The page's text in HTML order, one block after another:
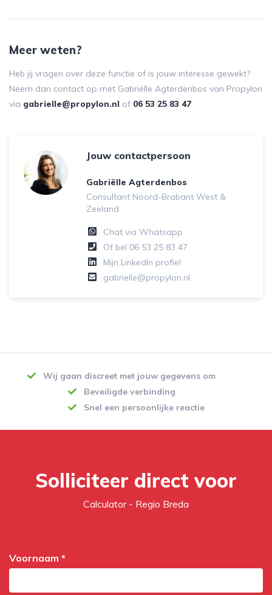
Meer weten?
Heb jij vragen over deze functie of is jouw interesse gewekt?
Neem dan contact op met Gabriëlle Agterdenbos van Propylon
via gabrielle@propylon.nl of 06 53 25 83 47.
Jouw contactpersoon
Gabriëlle Agterdenbos
Consultant Noord-Brabant West &
Zeeland
Chat via Whatsapp
Of bel 06 53 25 83 47
Mijn LinkedIn profiel
gabrielle@propylon.nl
Wij gaan discreet met jouw gegevens om
Beveiligde verbinding
Snel een persoonlijke reactie
Solliciteer direct voor
Calculator - Regio Breda
Voornaam *